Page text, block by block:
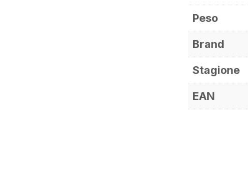
Peso
Brand
Stagione
EAN